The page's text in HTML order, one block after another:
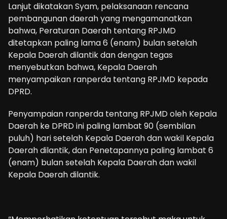
Lanjut dikatakan Syam, pelaksanaan rencana
pembangunan daerah yang mengamanatkan
bahwa, Peraturan Daerah tentang RPJMD
ditetapkan paling lama 6 (enam) bulan setelah
Kepala Daerah dilantik dan dengan tegas
menyebutkan bahwa, Kepala Daerah
menyampaikan ranperda tentang RPJMD kepada
DPRD.
Penyampaian ranperda tentang RPJMD oleh Kepala
Daerah ke DPRD ini paling lambat 90 (sembilan
puluh) hari setelah Kepala Daerah dan wakil Kepala
Daerah dilantik, dan Penetapannya paling lambat 6
(enam) bulan setelah Kepala Daerah dan wakil
Kepala Daerah dilantik.